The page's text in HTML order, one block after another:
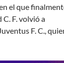
el que
F. volvió a
F. C.,